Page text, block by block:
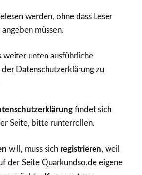
werden, ohne dass Leser
müssen.
weiter unten ausführliche
Datenschutzerklärung zu
findet sich
Seite, bitte runterrollen.
will, muss sich registrieren, weil
der Seite Quarkundso.de eigene